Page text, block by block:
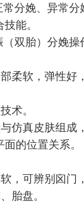
分娩、异常分
能。
双胎）分娩操
柔软，弹性好
术。
仿真皮肤组成
的位置关系。
，可辨别囟门
胎盘。